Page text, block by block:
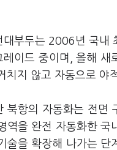
대부두는 2006년 국내
레이드 중이며, 올해 새
치지 않고 자동으로 야
북항의 자동화는 전면
역을 완전 자동화한 국
술을 확장해 나가는 단